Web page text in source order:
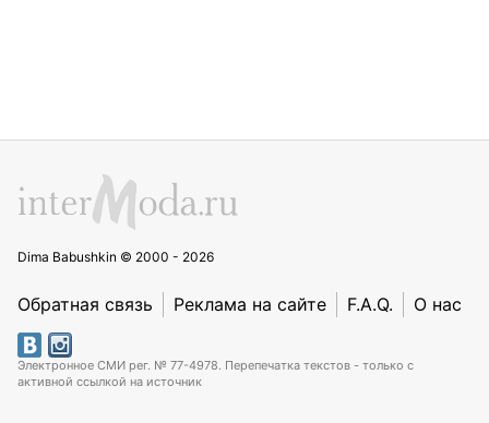
Dima Babushkin © 2000 - 2026
Обратная связь Реклама на сайте F.A.Q. О нас
Электронное СМИ рег. № 77-4978. Перепечатка текстов - только с
активной ссылкой на источник